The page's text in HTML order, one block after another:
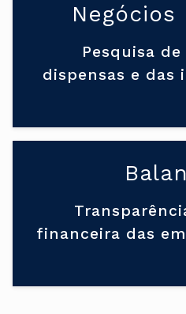
Negócios
Pesquisa
dispensas e das
financeira das